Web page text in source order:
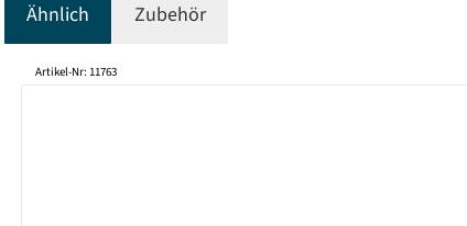
Ähnlich Zubehör
Produktgalerie überspringen
Artikel-Nr: 11763